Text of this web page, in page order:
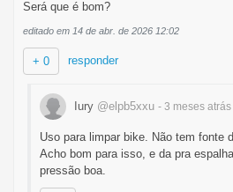
Será que é bom?
editado em 14 de abr. de 2026 12:02
+ 0 responder
Iury @elpb5xxu - 3 meses atrás
Uso para limpar bike. Não tem fonte
Acho bom para isso, e da pra
pressão boa.